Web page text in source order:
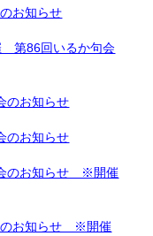
お知らせ
第86回いるか句会
のお知らせ
のお知らせ
のお知らせ ※開催
のお知らせ ※開催